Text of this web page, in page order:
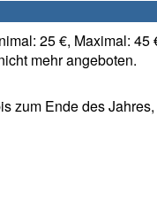
25 €, Maximal: 45
mehr angeboten.
zum Ende des